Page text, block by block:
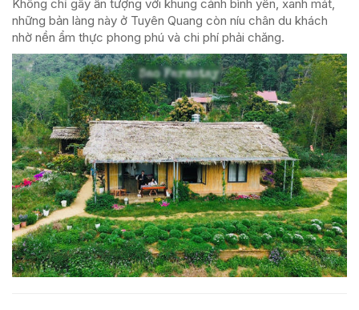
Không chỉ gây ấn tượng với khung cảnh bình yên, xanh mát,
những bản làng này ở Tuyên Quang còn níu chân du khách
nhờ nền ẩm thực phong phú và chi phí phải chăng.